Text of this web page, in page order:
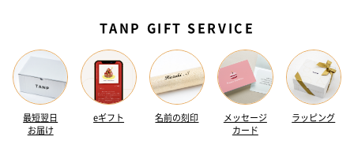
TANP GIFT SERVICE
最短翌日
お届け
eギフト 名前の刻印
メッセージ
カード
ラッピング